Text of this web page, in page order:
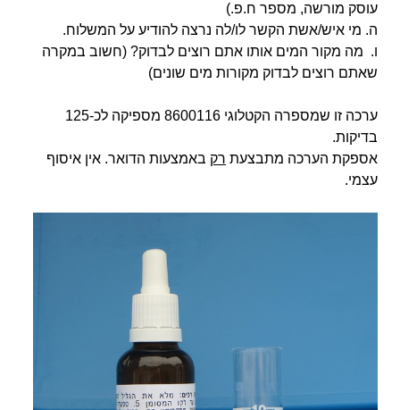
עוסק מורשה, מספר ח.פ.)
ה. מי איש/אשת הקשר לו/לה נרצה להודיע על המשלוח.
ו. מה מקור המים אותו אתם רוצים לבדוק? (חשוב במקרה
שאתם רוצים לבדוק מקורות מים שונים)
ערכה זו שמספרה הקטלוגי 8600116 מספיקה לכ-125
בדיקות.
אספקת הערכה מתבצעת רק באמצעות הדואר. אין איסוף
עצמי.